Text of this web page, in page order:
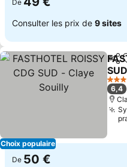
De
Consulter les prix de 9 sites
Choix populaire
3
6,4
De 50 €